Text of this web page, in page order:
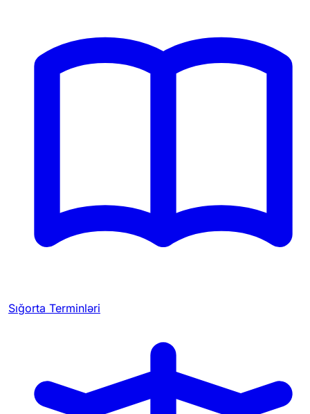
Sığorta Terminləri